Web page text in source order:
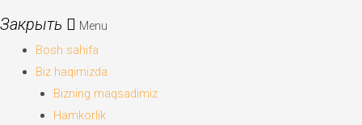
Menu
Bosh sahifa
Biz haqimizda
Bizning maqsadimiz
Hamkorlik